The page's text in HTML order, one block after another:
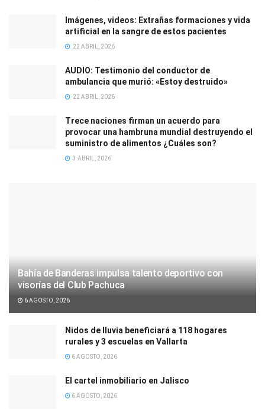
Imágenes, videos: Extrañas formaciones y vida
artificial en la sangre de estos pacientes
22 ABRIL, 2026
AUDIO: Testimonio del conductor de
ambulancia que murió: «Estoy destruido»
22 ABRIL, 2026
Trece naciones firman un acuerdo para
provocar una hambruna mundial destruyendo el
suministro de alimentos ¿Cuáles son?
3 ABRIL, 2026
Bahía de Banderas impulsa talento deportivo con
visorías del Club Pachuca
6 AGOSTO, 2026
Nidos de lluvia beneficiará a 118 hogares
rurales y 3 escuelas en Vallarta
6 AGOSTO, 2026
El cartel inmobiliario en Jalisco
6 AGOSTO, 2026